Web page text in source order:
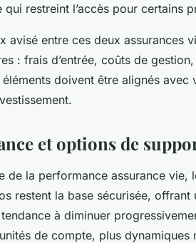
restreint l’accès pour certains
avisé entre ces deux assurances
: frais d’entrée, coûts de
éléments doivent être alignés
et options de
de la performance assurance
restent la base sécurisée,
à diminuer
de compte, plus dynamiques